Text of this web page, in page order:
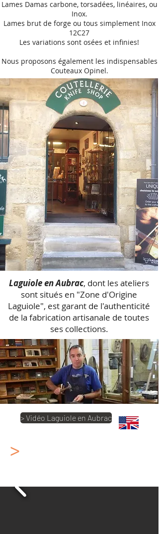
Lames Damas carbone, torsadées, linéaires, ou
Inox.
Lames brut de forge ou tous simplement Inox
12C27
Les variations sont osées et infinies!
Nous proposons également les indispensables
Couteaux Opinel.​
Laguiole en Aubrac, dont les ateliers
sont situés en "Zone d'Origine
Laguiole", est garant de l'authenticité
de la fabrication artisanale de toutes
ses collections.
> Vidéo Laguiole en Aubrac
>